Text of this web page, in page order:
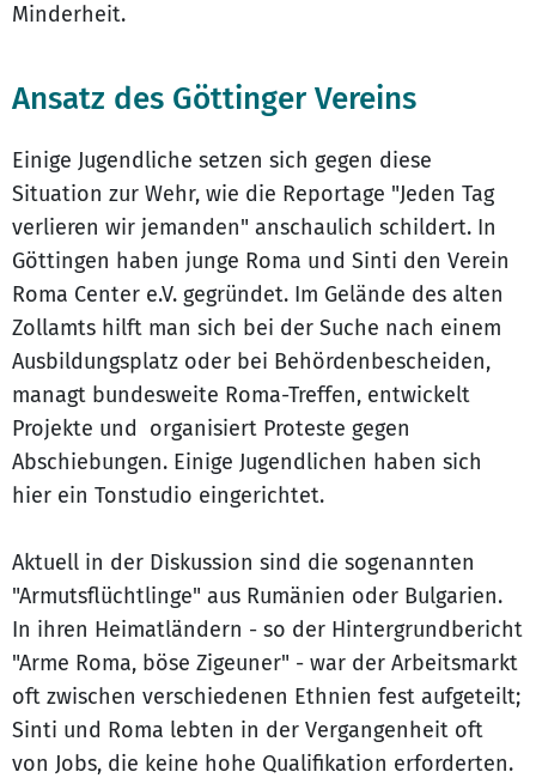
Minderheit.
Ansatz des Göttinger Vereins
Einige Jugendliche setzen sich gegen diese
Situation zur Wehr, wie die Reportage "Jeden Tag
verlieren wir jemanden" anschaulich schildert. In
Göttingen haben junge Roma und Sinti den Verein
Roma Center e.V. gegründet. Im Gelände des alten
Zollamts hilft man sich bei der Suche nach einem
Ausbildungsplatz oder bei Behördenbescheiden,
managt bundesweite Roma-Treffen, entwickelt
Projekte und organisiert Proteste gegen
Abschiebungen. Einige Jugendlichen haben sich
hier ein Tonstudio eingerichtet.
Aktuell in der Diskussion sind die sogenannten
"Armutsflüchtlinge" aus Rumänien oder Bulgarien.
In ihren Heimatländern - so der Hintergrundbericht
"Arme Roma, böse Zigeuner" - war der Arbeitsmarkt
oft zwischen verschiedenen Ethnien fest aufgeteilt;
Sinti und Roma lebten in der Vergangenheit oft
von Jobs, die keine hohe Qualifikation erforderten.